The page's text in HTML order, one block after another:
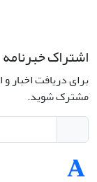
اشتراک خبرنامه
برای دریافت اخبار
مشترک شوید.